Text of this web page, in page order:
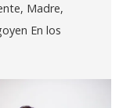
Madre,
En los